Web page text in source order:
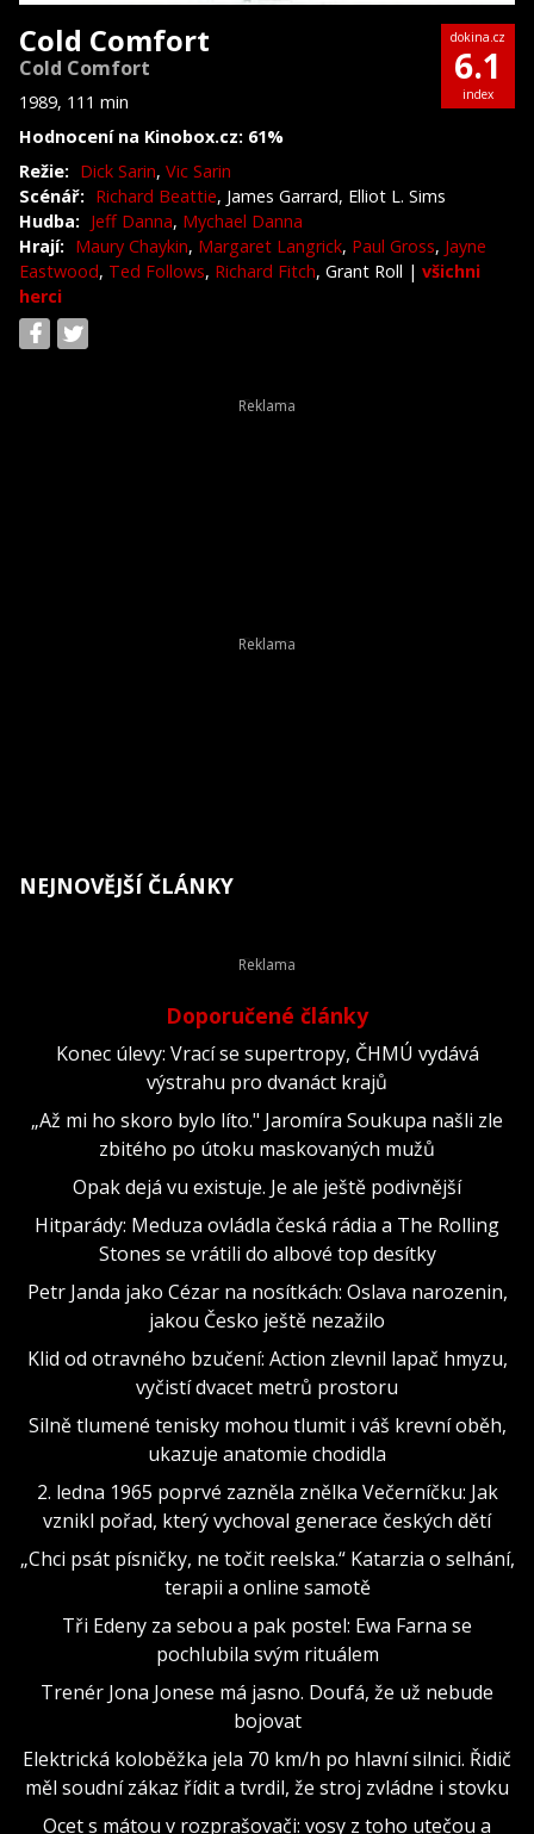
Cold Comfort
Cold Comfort
1989, 111 min
Hodnocení na Kinobox.cz: 61%
dokina.cz
6.1
index
Režie: Dick Sarin, Vic Sarin
Scénář: Richard Beattie, James Garrard, Elliot L. Sims
Hudba: Jeff Danna, Mychael Danna
Hrají: Maury Chaykin, Margaret Langrick, Paul Gross, Jayne
Eastwood, Ted Follows, Richard Fitch, Grant Roll | všichni
herci
NEJNOVĚJŠÍ ČLÁNKY
Doporučené články
Konec úlevy: Vrací se supertropy, ČHMÚ vydává
výstrahu pro dvanáct krajů
„Až mi ho skoro bylo líto." Jaromíra Soukupa našli zle
zbitého po útoku maskovaných mužů
Opak dejá vu existuje. Je ale ještě podivnější
Hitparády: Meduza ovládla česká rádia a The Rolling
Stones se vrátili do albové top desítky
Petr Janda jako Cézar na nosítkách: Oslava narozenin,
jakou Česko ještě nezažilo
Klid od otravného bzučení: Action zlevnil lapač hmyzu,
vyčistí dvacet metrů prostoru
Silně tlumené tenisky mohou tlumit i váš krevní oběh,
ukazuje anatomie chodidla
2. ledna 1965 poprvé zazněla znělka Večerníčku: Jak
vznikl pořad, který vychoval generace českých dětí
„Chci psát písničky, ne točit reelska.“ Katarzia o selhání,
terapii a online samotě
Tři Edeny za sebou a pak postel: Ewa Farna se
pochlubila svým rituálem
Trenér Jona Jonese má jasno. Doufá, že už nebude
bojovat
Elektrická koloběžka jela 70 km/h po hlavní silnici. Řidič
měl soudní zákaz řídit a tvrdil, že stroj zvládne i stovku
Ocet s mátou v rozprašovači: vosy z toho utečou a